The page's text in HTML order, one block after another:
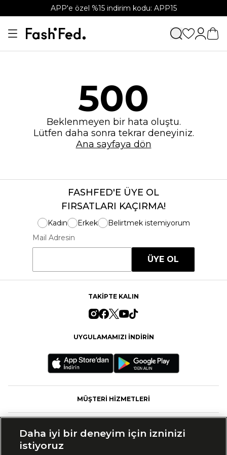
APP'e özel %15 indirim kodu: APP15
500
Beklenmeyen bir hata oluştu.
Lütfen daha sonra tekrar deneyiniz.
Ana sayfaya dön
FASHFED'E ÜYE OL
FIRSATLARI KAÇIRMA!
Kadın Erkek
Belirtmek istemiyorum
Mail Adresin
ÜYE OL
TAKİPTE KALIN
UYGULAMAMIZI İNDİRİN
MÜŞTERİ HİZMETLERİ
Daha iyi bir deneyim için izninizi
istiyoruz